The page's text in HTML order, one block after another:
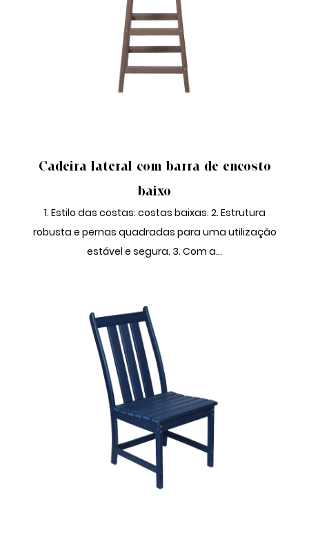
Cadeira lateral com barra de encosto
baixo
1. Estilo das costas: costas baixas. 2. Estrutura
robusta e pernas quadradas para uma utilização
estável e segura. 3. Com a...